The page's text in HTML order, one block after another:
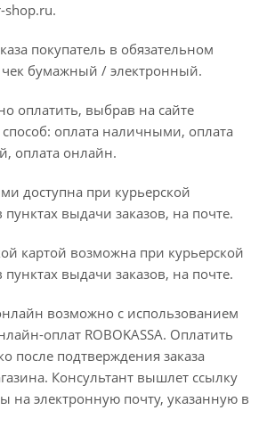
shop.ru.
покупатель в обязательном
чек бумажный / электронный.
оплатить, выбрав на сайте
оплата наличными, оплата
оплата онлайн.
доступна при курьерской
пунктах выдачи заказов, на почте.
картой возможна при курьерской
пунктах выдачи заказов, на почте.
возможно с использованием
оплат ROBOKASSA. Оплатить
после подтверждения заказа
Консультант вышлет ссылку
на электронную почту, указанную в